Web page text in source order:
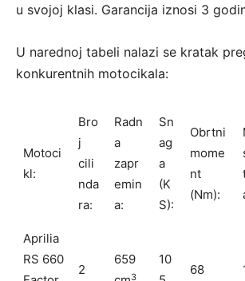
u svojoj klasi. Garancija iznosi 3
U narednoj tabeli nalazi se kratak
konkurentnih motocikala:
Motoci
kl:
Bro
j
cili
nda
ra:
Radn
a
zapr
emin
a:
Sn
ag
a
(K
S):
Obrtni
mome
nt
(Nm):
Aprilia
RS 660
2
659
3
10
68